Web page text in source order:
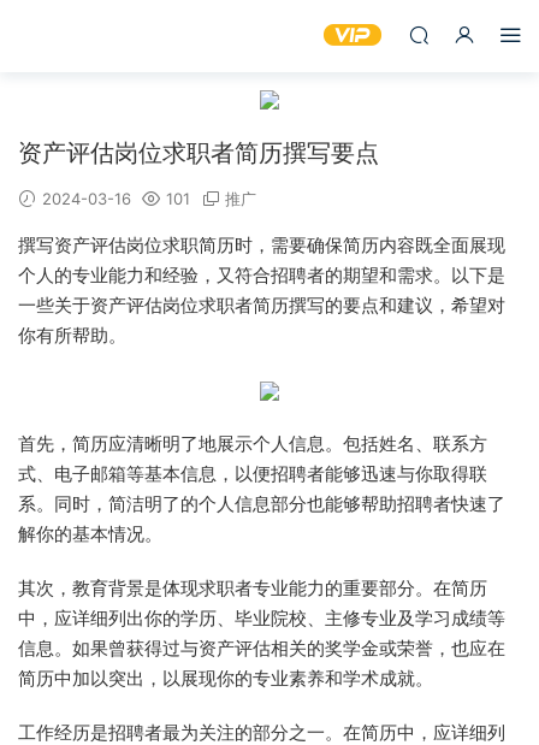
资产评估岗位求职者简历撰写要点
2024-03-16 101 推广
撰写资产评估岗位求职简历时，需要确保简历内容既全面展现
个人的专业能力和经验，又符合招聘者的期望和需求。以下是
一些关于资产评估岗位求职者简历撰写的要点和建议，希望对
你有所帮助。
首先，简历应清晰明了地展示个人信息。包括姓名、联系方
式、电子邮箱等基本信息，以便招聘者能够迅速与你取得联
系。同时，简洁明了的个人信息部分也能够帮助招聘者快速了
解你的基本情况。
其次，教育背景是体现求职者专业能力的重要部分。在简历
中，应详细列出你的学历、毕业院校、主修专业及学习成绩等
信息。如果曾获得过与资产评估相关的奖学金或荣誉，也应在
简历中加以突出，以展现你的专业素养和学术成就。
工作经历是招聘者最为关注的部分之一。在简历中，应详细列